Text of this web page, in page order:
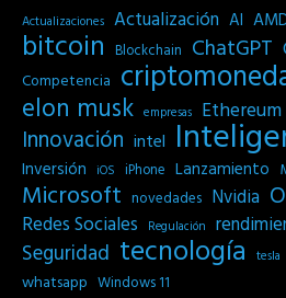
Actualizaciones Actualización AI
bitcoin Blockchain ChatGPT
Competencia
elon musk empresas Ethereum
Innovación intel
Inversión iOS iPhone Lanzamiento
Microsoft novedades Nvidia
Redes Sociales
Regulación
Seguridad tecnología tesla
whatsapp Windows 11